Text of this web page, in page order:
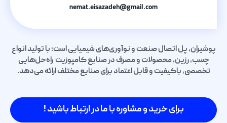
nemat.eisazadeh@gmail.com
پوشیران، پل اتصال صنعت و نوآوری‌های شیمیایی است؛ با تولید انواع
چسب، رزین، محصولات و مصرف در صنایع کامپوزیت راه‌حل‌هایی
تخصصی، باکیفیت و قابل اعتماد برای صنایع مختلف ارائه می‌دهد.
برای خرید و مشاوره با ما در ارتباط باشید !